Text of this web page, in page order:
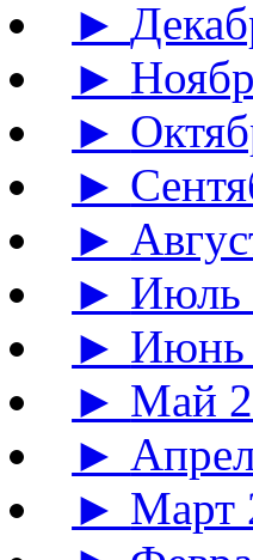
►
►
►
►
►
► Июль
► Июнь
► Май
►
► Март